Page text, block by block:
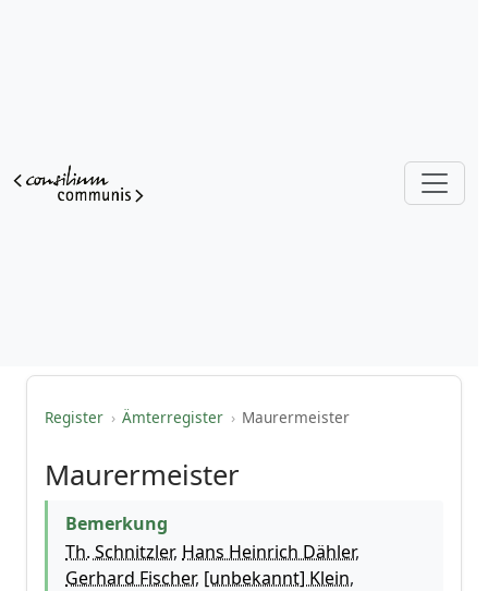
Register › Ämterregister › Maurermeister
Maurermeister
Bemerkung
Th. Schnitzler, Hans Heinrich Dähler,
Gerhard Fischer, [unbekannt] Klein,